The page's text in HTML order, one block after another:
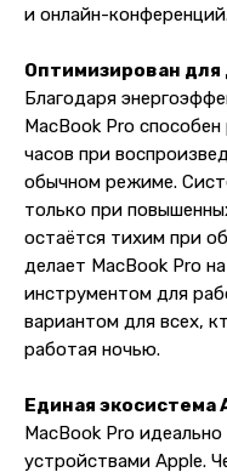
и онлайн-
Оптимизирован
Благодаря
MacBook Pro
часов при
обычном режиме.
только при
остаётся тихим при
делает MacBook Pro
инструментом для
вариантом для всех,
работая ночью.
Единая экосистема
MacBook Pro
устройствами Apple.